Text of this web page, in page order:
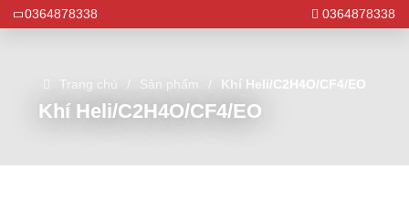
0364878338 0364878338
Trang chủ Sản phẩm Khí Heli/C2H4O/CF4/EO
Khí Heli/C2H4O/CF4/EO